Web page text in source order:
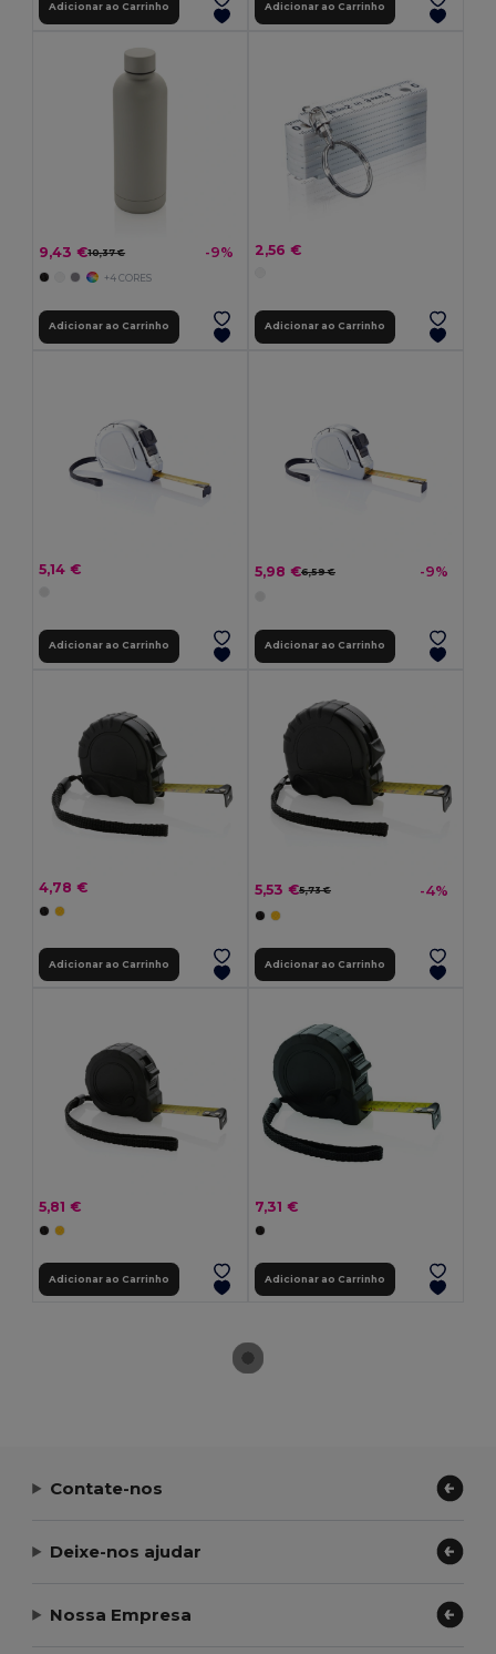
Adicionar ao Carrinho Adicionar ao Carrinho
9,43 €10,37 € -9%
+4 CORES
Adicionar ao Carrinho
2,56 €
Adicionar ao Carrinho
5,14 €
Adicionar ao Carrinho
5,98 €6,59 € -9%
Adicionar ao Carrinho
4,78 €
Adicionar ao Carrinho
5,53 €5,73 € -4%
Adicionar ao Carrinho
5,81 €
Adicionar ao Carrinho
7,31 €
Adicionar ao Carrinho
Contate-nos
Deixe-nos ajudar
Nossa Empresa